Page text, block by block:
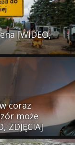
[WIDEO,
coraz
może
ZDJĘCIA]